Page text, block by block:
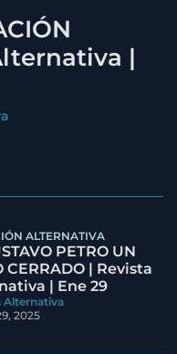
|
ALTERNATIVA
PETRO UN
CERRADO | Revista
| Ene 29
Alternativa
2025